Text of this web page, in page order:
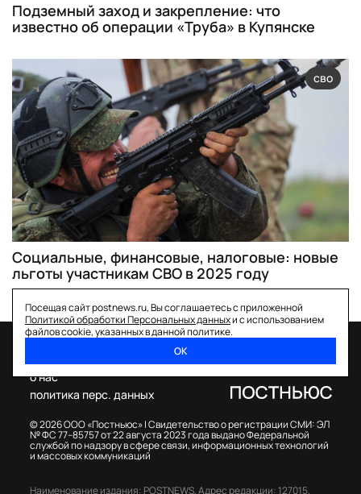
Подземный заход и закрепление: что
известно об операции «Труба» в Купянске
сво
Социальные, финансовые, налоговые: новые
льготы участникам СВО в 2025 году
Посещая сайт postnews.ru, Вы соглашаетесь с приложенной
Политикой обработки Персональных данныхи с использованием
файлов cookie, указанных в данной политике.
ОК
© 2026 ООО «Постньюс» |Свидетельство о регистрации СМИ: ЭЛ
№ ФС 77–85757 от 22 августа 2023 года выдано Федеральной
службой по надзору в сфере связи, информационных технологий
и массовых коммуникаций
о нас
политика перс. данных
Наименование издания: POSTNEWS,Адрес редакции: 127015,